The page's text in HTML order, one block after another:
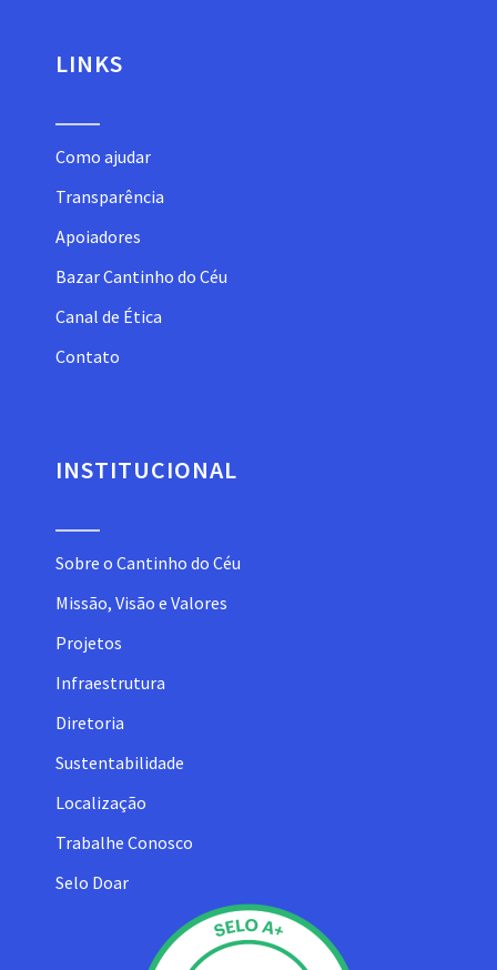
LINKS
Como ajudar
Transparência
Apoiadores
Bazar Cantinho do Céu
Canal de Ética
Contato
INSTITUCIONAL
Sobre o Cantinho do Céu
Missão, Visão e Valores
Projetos
Infraestrutura
Diretoria
Sustentabilidade
Localização
Trabalhe Conosco
Selo Doar